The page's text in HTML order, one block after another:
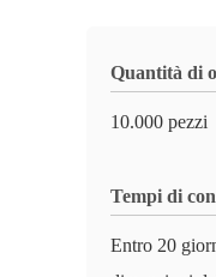
Quantità di
10.000 pezzi
Tempi di
Entro 20